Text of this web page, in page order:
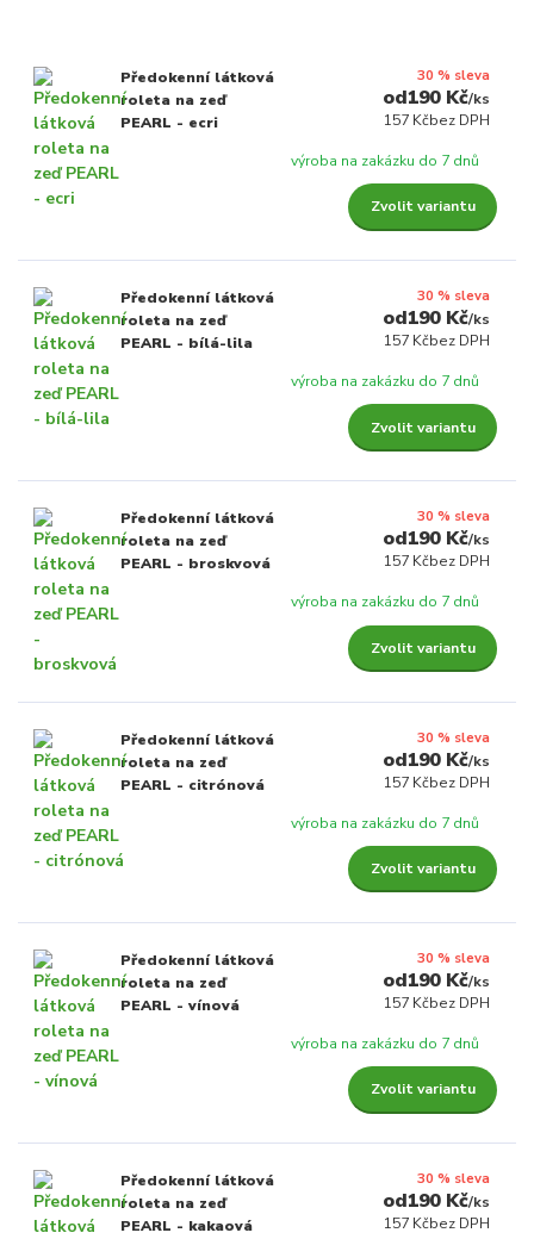
Předokenní látková
roleta na zeď
PEARL - ecri
30 % sleva
190 Kč/ks
157 Kčbez DPH
výroba na zakázku do 7 dnů
Zvolit variantu
Předokenní látková
roleta na zeď
PEARL - bílá-lila
30 % sleva
190 Kč/ks
157 Kčbez DPH
výroba na zakázku do 7 dnů
Zvolit variantu
Předokenní látková
roleta na zeď
PEARL - broskvová
30 % sleva
190 Kč/ks
157 Kčbez DPH
výroba na zakázku do 7 dnů
Zvolit variantu
Předokenní látková
roleta na zeď
PEARL - citrónová
30 % sleva
190 Kč/ks
157 Kčbez DPH
výroba na zakázku do 7 dnů
Zvolit variantu
Předokenní látková
roleta na zeď
PEARL - vínová
30 % sleva
190 Kč/ks
157 Kčbez DPH
výroba na zakázku do 7 dnů
Zvolit variantu
Předokenní látková
roleta na zeď
PEARL - kakaová
30 % sleva
190 Kč/ks
157 Kčbez DPH